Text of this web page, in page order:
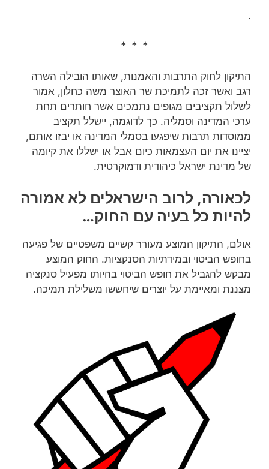
.
* * *
התיקון לחוק התרבות והאמנות, שאותו הובילה השרה
רגב ואשר זכה לתמיכת שר האוצר משה כחלון, אמור
לשלול תקציבים מגופים נתמכים אשר חותרים תחת
ערכי המדינה וסמליה. כך לדוגמה, יישלל תקציב
ממוסדות תרבות שיפגעו בסמלי המדינה או יבזו אותם,
יציינו את יום העצמאות כיום אבל או ישללו את קיומה
של מדינת ישראל כיהודית ודמוקרטית.
לכאורה, לרוב הישראלים לא אמורה
להיות כל בעיה עם החוק…
אולם, התיקון המוצע מעורר קשיים משפטיים של פגיעה
בחופש הביטוי ובמידתיות הסנקציות. החוק המוצע
מבקש להגביל את חופש הביטוי בהיותו מפעיל סנקציה
מצננת ומאיימת על יוצרים שיחששו משלילת תמיכה.